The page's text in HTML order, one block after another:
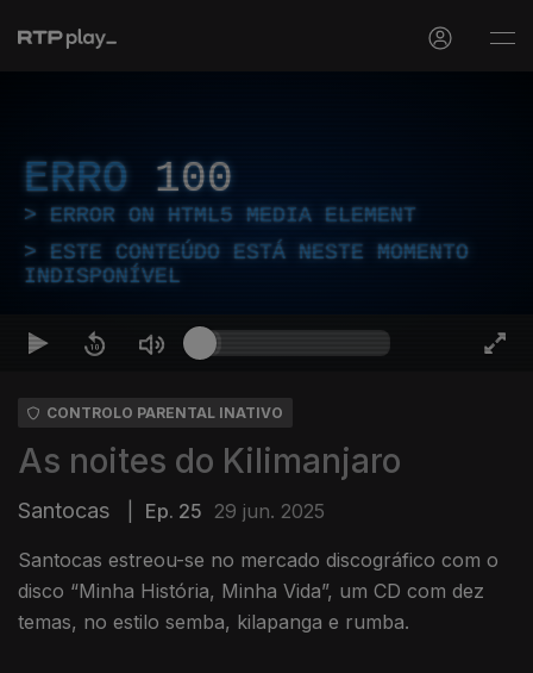
ERRO 100
ERROR ON HTML5 MEDIA ELEMENT
ESTE CONTEÚDO ESTÁ NESTE MOMENTO
INDISPONÍVEL
CONTROLO PARENTAL INATIVO
As noites do Kilimanjaro
Santocas Ep. 25 29 jun. 2025
Santocas estreou-se no mercado discográfico com o
disco “Minha História, Minha Vida”, um CD com dez
temas, no estilo semba, kilapanga e rumba.